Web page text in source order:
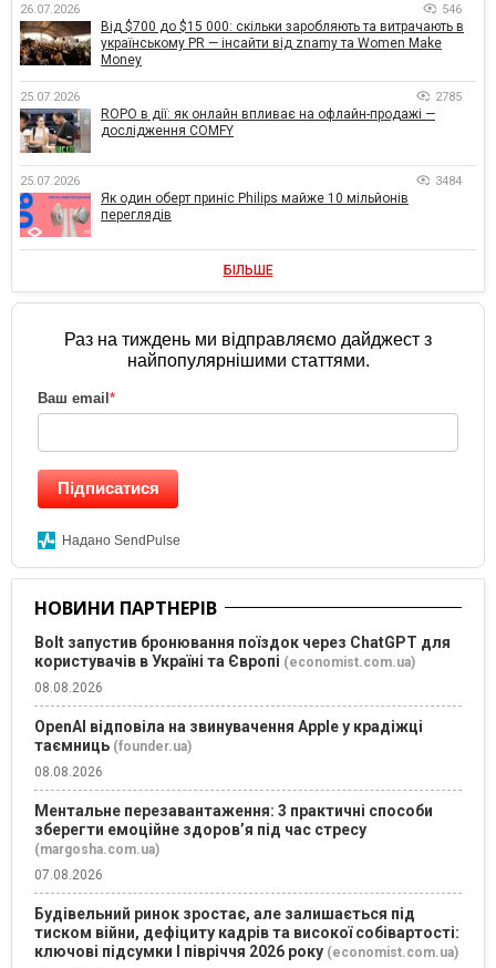
26.07.2026 546
Від $700 до $15 000: скільки заробляють та витрачають в
українському PR — інсайти від znamy та Women Make
Money
25.07.2026 2785
ROPO в дії: як онлайн впливає на офлайн-продажі —
дослідження COMFY
25.07.2026 3484
Як один оберт приніс Philips майже 10 мільйонів
переглядів
БІЛЬШЕ
Раз на тиждень ми відправляємо дайджест з
найпопулярнішими статтями.
Ваш email *
Підписатися
Надано SendPulse
НОВИНИ ПАРТНЕРІВ
Bolt запустив бронювання поїздок через ChatGPT для
користувачів в Україні та Європі (economist.com.ua)
08.08.2026
OpenAI відповіла на звинувачення Apple у крадіжці
таємниць (founder.ua)
08.08.2026
Ментальне перезавантаження: 3 практичні способи
зберегти емоційне здоров’я під час стресу
(margosha.com.ua)
07.08.2026
Будівельний ринок зростає, але залишається під
тиском війни, дефіциту кадрів та високої собівартості:
ключові підсумки І півріччя 2026 року (economist.com.ua)